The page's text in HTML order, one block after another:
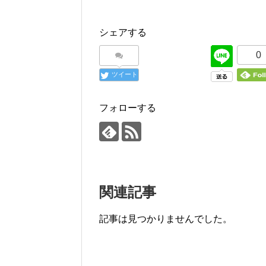
シェアする
ツイート
0
フォローする
関連記事
記事は見つかりませんでした。